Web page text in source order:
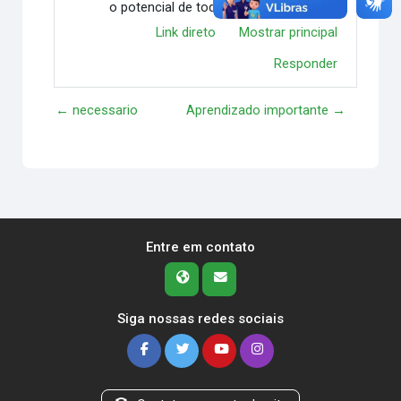
o potencial de todos.
Link direto
Mostrar principal
Responder
← necessario Aprendizado importante →
Entre em contato
Siga nossas redes sociais